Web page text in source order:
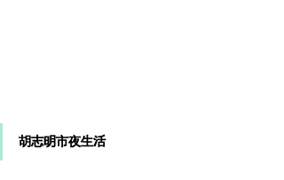
胡志明市夜生活